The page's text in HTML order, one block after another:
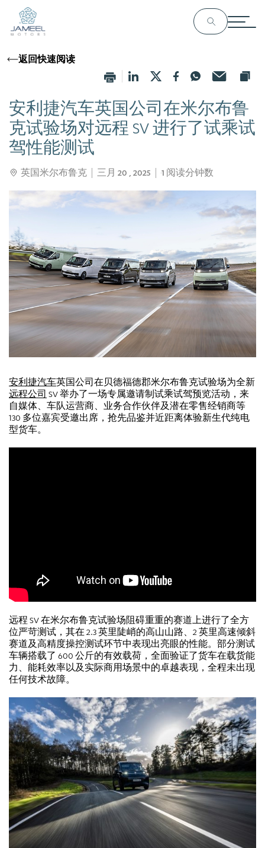
返回快速阅读
安利捷汽车英国公司在米尔布鲁
克试验场对远程 SV 进行了试乘试
驾性能测试
英国米尔布鲁克 三月 20 , 2025 1 阅读分钟数
安利捷汽车英国公司在贝德福德郡米尔布鲁克试验场为全新
远程公司 SV 举办了一场专属邀请制试乘试驾预览活动，来
自媒体、车队运营商、业务合作伙伴及潜在零售经销商等
130 多位嘉宾受邀出席，抢先品鉴并近距离体验新生代纯电
型货车。
远程 SV 在米尔布鲁克试验场阻碍重重的赛道上进行了全方
位严苛测试，其在 2.3 英里陡峭的高山山路、2 英里高速倾斜
赛道及高精度操控测试环节中表现出亮眼的性能。部分测试
车辆搭载了 600 公斤的有效载荷，全面验证了货车在载货能
力、能耗效率以及实际商用场景中的卓越表现，全程未出现
任何技术故障。